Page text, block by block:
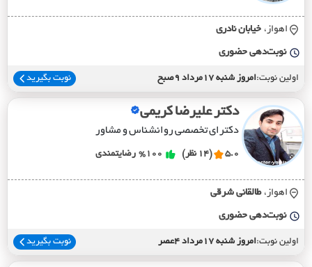
اهواز، خيابان نادري
نوبت‌دهی حضوری
اولین نوبت:امروز شنبه 17مرداد 9صبح نوبت بگیرید
دکتر علیرضا کریمی
دکترای تخصصی روانشناس و مشاور
5.0 (14 نظر) %100 رضایتمندی
اهواز، طالقاني شرقي
نوبت‌دهی حضوری
اولین نوبت:امروز شنبه 17مرداد 4عصر نوبت بگیرید